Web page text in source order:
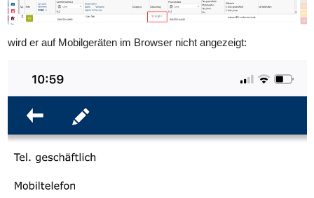
wird er auf Mobilgeräten im Browser nicht angezeigt: